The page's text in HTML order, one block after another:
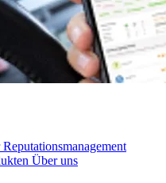
Reputationsmanagement
Über uns